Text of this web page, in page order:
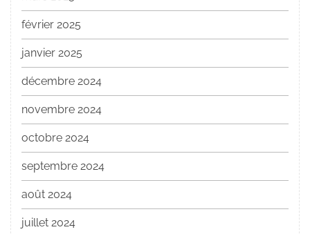
février 2025
janvier 2025
décembre 2024
novembre 2024
octobre 2024
septembre 2024
août 2024
juillet 2024